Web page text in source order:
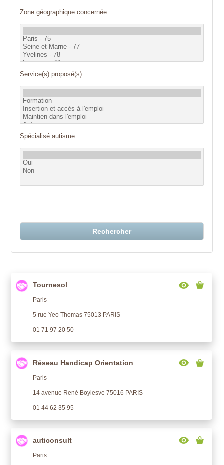
Zone géographique concernée :
Service(s) proposé(s) :
Spécialisé autisme :
Rechercher
Tournesol
Paris
5 rue Yeo Thomas 75013 PARIS
01 71 97 20 50
Réseau Handicap Orientation
Paris
14 avenue René Boylesve 75016 PARIS
01 44 62 35 95
auticonsult
Paris